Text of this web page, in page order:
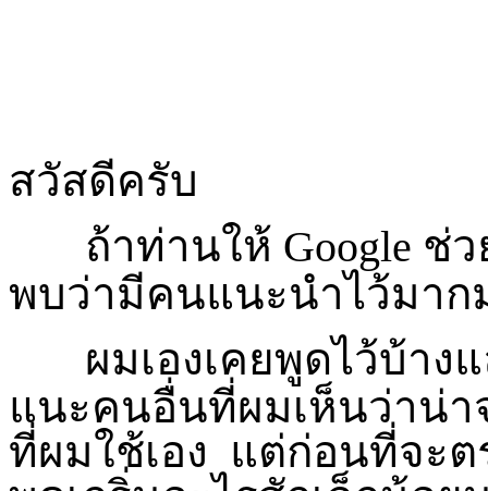
สวัสดีครับ
ถ้าท่านให้ Google ช่ว
พบว่ามีคนแนะนำไว้มาก
ผมเองเคยพูดไว้บ้า
แนะคนอื่นที่ผมเห็นว่าน่า
ที่ผมใช้เอง แต่ก่อนที่จะ